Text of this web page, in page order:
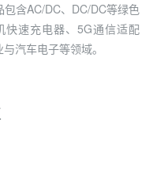
含AC/DC、DC/DC等绿色
快速充电器、5G通信适配
汽车电子等领域。